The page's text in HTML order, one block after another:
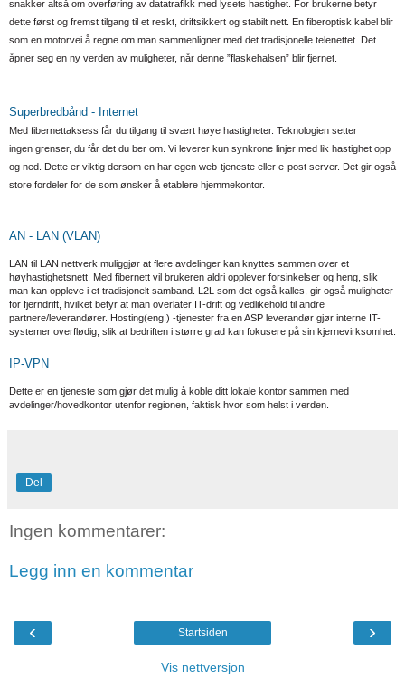
snakker altså om overføring av datatrafikk med lysets hastighet. For brukerne betyr
dette først og fremst tilgang til et reskt, driftsikkert og stabilt nett. En fiberoptisk kabel blir
som en motorvei å regne om man sammenligner med det tradisjonelle telenettet. Det
åpner seg en ny verden av muligheter, når denne ”flaskehalsen” blir fjernet.
Superbredbånd - Internet
Med fibernettaksess får du tilgang til svært høye hastigheter. Teknologien setter
ingen grenser, du får det du ber om. Vi leverer kun synkrone linjer med lik hastighet opp
og ned. Dette er viktig dersom en har egen web-tjeneste eller e-post server. Det gir også
store fordeler for de som ønsker å etablere hjemmekontor.
AN - LAN (VLAN)
LAN til LAN nettverk muliggjør at flere avdelinger kan knyttes sammen over et
høyhastighetsnett. Med fibernett vil brukeren aldri opplever forsinkelser og heng, slik
man kan oppleve i et tradisjonelt samband. L2L som det også kalles, gir også muligheter
for fjerndrift, hvilket betyr at man overlater IT-drift og vedlikehold til andre
partnere/leverandører. Hosting(eng.) -tjenester fra en ASP leverandør gjør interne IT-
systemer overflødig, slik at bedriften i større grad kan fokusere på sin kjernevirksomhet.
IP-VPN
Dette er en tjeneste som gjør det mulig å koble ditt lokale kontor sammen med
avdelinger/hovedkontor utenfor regionen, faktisk hvor som helst i verden.
Del
Ingen kommentarer:
Legg inn en kommentar
‹ ›
Startsiden
Vis nettversjon